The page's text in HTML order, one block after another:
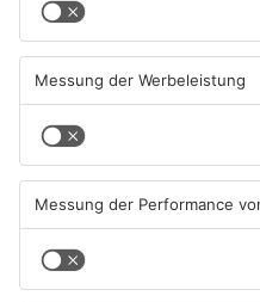
Beobachtungsflüge im
Primaveraland wegen
Waldbrandgefahr
PRIMAVERALAND